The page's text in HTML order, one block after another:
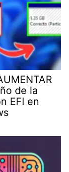
de la
EFI en